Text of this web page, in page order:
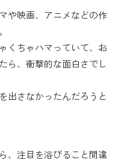
や映画、アニメなどの作
くちゃハマっていて、お
ら、衝撃的な面白さでし
出さなかったんだろうと
、注目を浴びること間違